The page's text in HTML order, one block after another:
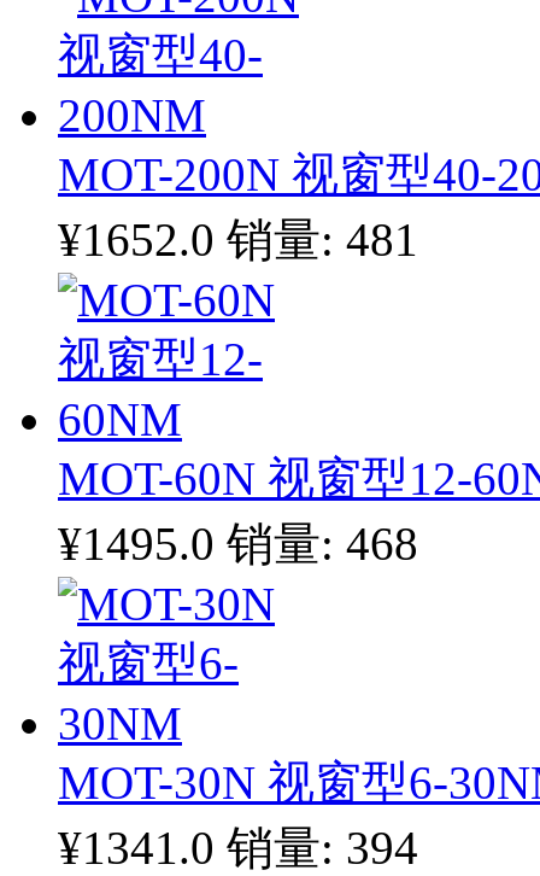
MOT-200N 视窗型40-
¥1652.0 销量: 481
MOT-60N 视窗型12-
¥1495.0 销量: 468
MOT-30N 视窗型6-
¥1341.0 销量: 394